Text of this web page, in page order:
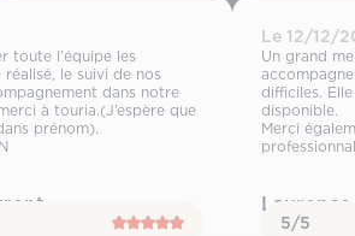
toute l’équipe les
le suivi de nos
dans notre
à touria.(J’espère que
prénom).
Le 12/12/
Un grand
difficiles.
disponible.
Merci
5/5